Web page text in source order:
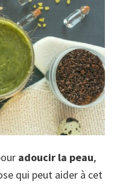
adoucir la peau,
qui peut aider à cet